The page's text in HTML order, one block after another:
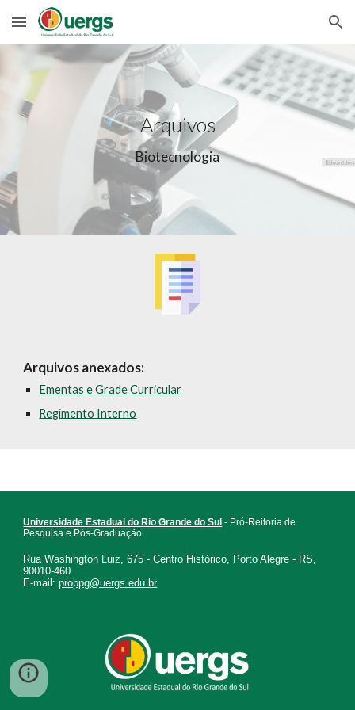
Skip to main content Skip to navigation
Arquivos
Biotecnologia
Arquivos anexados:
Ementas e Grade Curricular
Regimento Interno
Universidade Estadual do Rio Grande do Sul - Pró-Reitoria de
Pesquisa e Pós-Graduação
Rua Washington Luiz, 675 - Centro Histórico, Porto Alegre - RS,
90010-460
E-mail:proppg@uergs.edu.br